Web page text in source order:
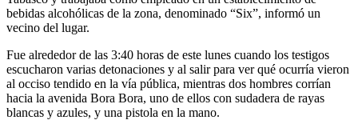
bebidas alcohólicas de la zona, denominado “Six”, informó un
vecino del lugar.
Fue alrededor de las 3:40 horas de este lunes cuando los testigos
escucharon varias detonaciones y al salir para ver qué ocurría vieron
al occiso tendido en la vía pública, mientras dos hombres corrían
hacia la avenida Bora Bora, uno de ellos con sudadera de rayas
blancas y azules, y una pistola en la mano.